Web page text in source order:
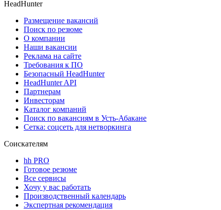
HeadHunter
Размещение вакансий
Поиск по резюме
О компании
Наши вакансии
Реклама на сайте
Требования к ПО
Безопасный HeadHunter
HeadHunter API
Партнерам
Инвесторам
Каталог компаний
Поиск по вакансиям в Усть-Абакане
Сетка: соцсеть для нетворкинга
Соискателям
hh PRO
Готовое резюме
Все сервисы
Хочу у вас работать
Производственный календарь
Экспертная рекомендация